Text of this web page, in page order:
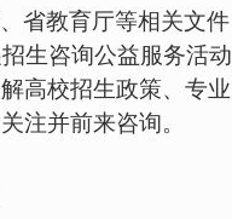
省教育厅等相关文件
生咨询公益服务活动
高校招生政策、专业
注并前来咨询。